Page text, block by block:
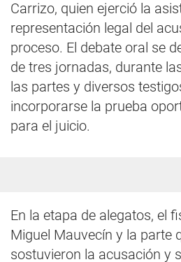
Carrizo, quien ejerció la
representación legal del
proceso. El debate oral se
de tres jornadas, durante
las partes y diversos
incorporarse la prueba
para el juicio.
En la etapa de alegatos, el
Miguel Mauvecín y la parte
sostuvieron la acusación y